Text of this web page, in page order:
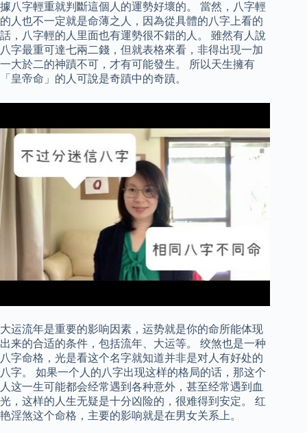
據八字輕重就判斷這個人的運勢好壞的。 當然，八字輕
的人也不一定就是命薄之人，因為從具體的八字上看的
話，八字輕的人里面也有運勢很不錯的人。 雖然有人說
八字最重可達七兩二錢，但就表格來看，非得出現一加
一大於二的神蹟不可，才有可能發生。 所以天生擁有
「皇帝命」的人可說是奇蹟中的奇蹟。
大运流年是重要的影响因素，运势就是你的命所能体现
出来的合适的条件，包括流年、大运等。 绞煞也是一种
八字命格，光是看这个名字就知道并非是对人有好处的
八字。 如果一个人的八字出现这样的格局的话，那这个
人这一生可能都会经常遇到各种意外，甚至经常遇到血
光，这样的人生无疑是十分凶险的，很难得到安定。 红
艳淫煞这个命格，主要的影响就是在男女关系上。